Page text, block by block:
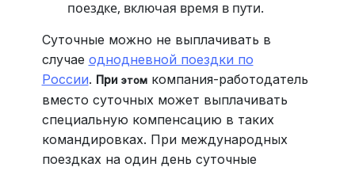
поездке, включая время в пути.
Суточные можно не выплачивать в
случае однодневной поездки по
России. При этомкомпания-работодатель
вместо суточных может выплачивать
специальную компенсацию в таких
командировках. При международных
поездках на один день суточные